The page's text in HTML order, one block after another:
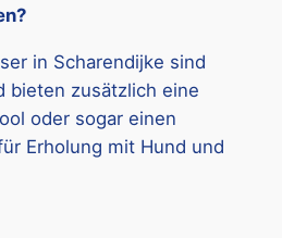
in Scharendijke sind
bieten zusätzlich eine
oder sogar einen
Erholung mit Hund und